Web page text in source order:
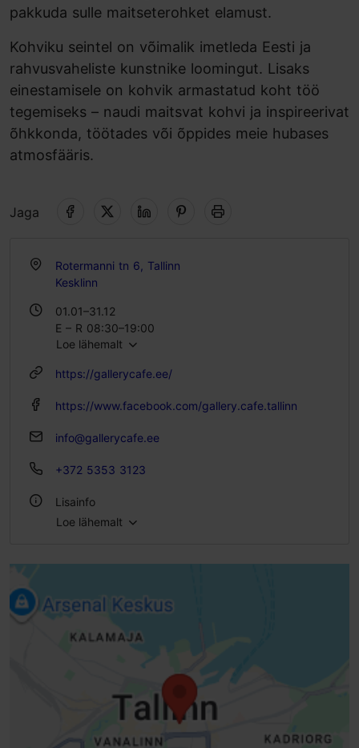
pakkuda sulle maitseterohket elamust.
Kohviku seintel on võimalik imetleda Eesti ja
rahvusvaheliste kunstnike loomingut. Lisaks
einestamisele on kohvik armastatud koht töö
tegemiseks – naudi maitsvat kohvi ja inspireerivat
õhkkonda, töötades või õppides meie hubases
atmosfääris.
Jaga
Rotermanni tn 6, Tallinn
Kesklinn
01.01–31.12
E – R 08:30–19:00
L – P 09:30–20:00
Loe lähemalt
https://gallerycafe.ee/
https://www.facebook.com/gallery.cafe.tallinn
info@gallerycafe.ee
+372 5353 3123
Lisainfo
Istekohti välikohvikus: 28
WiFi
Sobilik lemmikloomadele
Loe lähemalt